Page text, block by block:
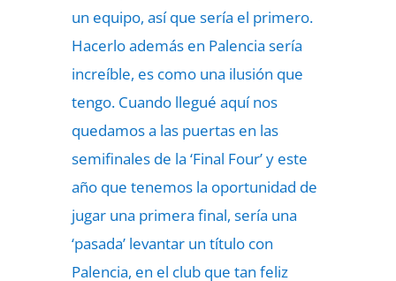
un equipo, así que sería el primero.
Hacerlo además en Palencia sería
increíble, es como una ilusión que
tengo. Cuando llegué aquí nos
quedamos a las puertas en las
semifinales de la ‘Final Four’ y este
año que tenemos la oportunidad de
jugar una primera final, sería una
‘pasada’ levantar un título con
Palencia, en el club que tan feliz